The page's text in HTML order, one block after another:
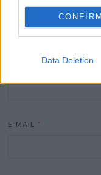
CONFIRM
Data Deletion
E-MAIL *